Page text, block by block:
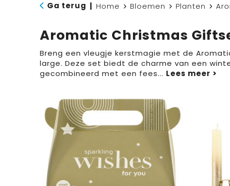
Ga terug Home Bloemen Planten
Aromatic Christmas
Breng een vleugje kerstmagie met de
large. Deze set biedt de charme van een
gecombineerd met een fees...